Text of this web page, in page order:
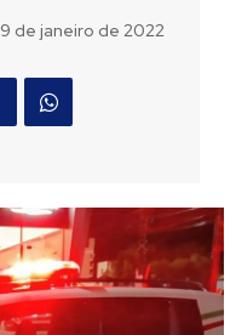
9 de janeiro de 2022